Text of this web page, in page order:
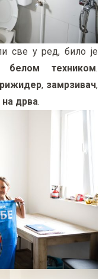
све у ред, било је
техником.
, замрзивач,
на дрва.